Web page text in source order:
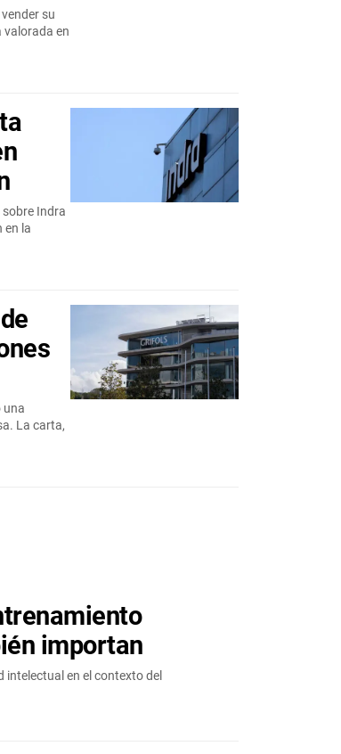
su
valorada en
Indra
en la
una
La carta,
importan
intelectual en el contexto del